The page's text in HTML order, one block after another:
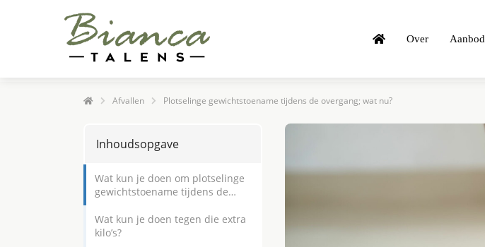
Over Aanbod
Afvallen Plotselinge gewichtstoename tijdens de overgang; wat nu?
Inhoudsopgave
Wat kun je doen om plotselinge
gewichtstoename tijdens de
Wat kun je doen tegen die extra
kilo’s?